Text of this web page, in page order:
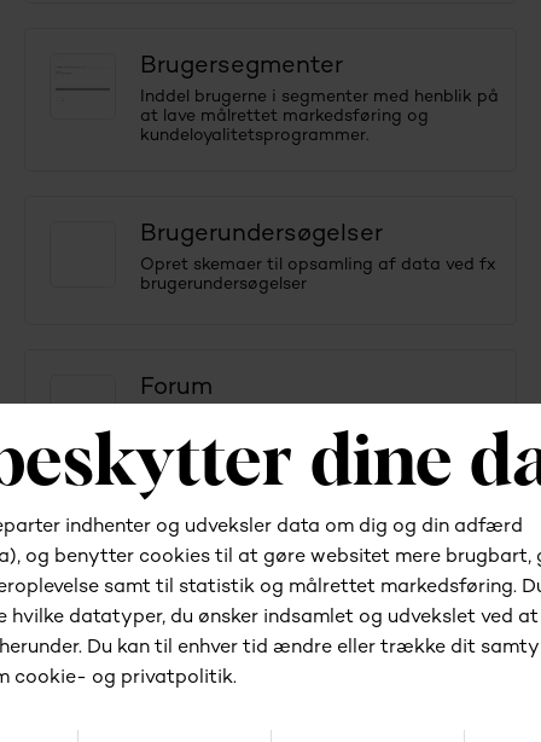
Brugersegmenter
Inddel brugerne i segmenter med henblik på
at lave målrettet markedsføring og
kundeloyalitetsprogrammer.
Brugerundersøgelser
Opret skemaer til opsamling af data ved fx
brugerundersøgelser
Forum
websitet
Digitale salgskanaler
Sumoshop tilbyder integration til et bredt udvalg af
salgskanaler, der kan forøge omsætningen.